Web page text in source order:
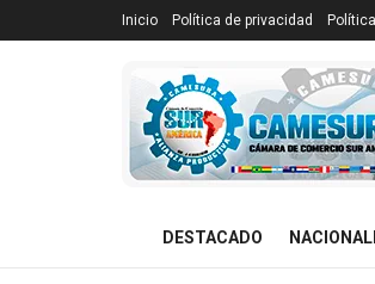
Inicio Política de privacidad
DESTACADO